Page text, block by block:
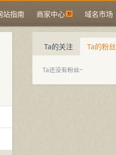
站指南 商家中心 域名市场
Ta的关注 Ta的粉丝
Ta还没有粉丝~